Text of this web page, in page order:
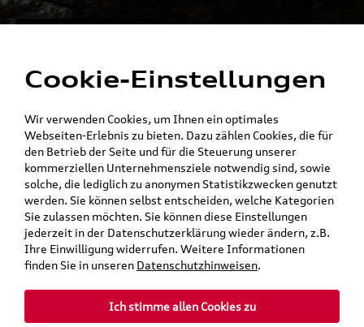
Cookie-Einstellungen
Wir verwenden Cookies, um Ihnen ein optimales
Webseiten-Erlebnis zu bieten. Dazu zählen Cookies, die für
den Betrieb der Seite und für die Steuerung unserer
kommerziellen Unternehmensziele notwendig sind, sowie
solche, die lediglich zu anonymen Statistikzwecken genutzt
werden. Sie können selbst entscheiden, welche Kategorien
Sie zulassen möchten. Sie können diese Einstellungen
jederzeit in der Datenschutzerklärung wieder ändern, z.B.
Ihre Einwilligung widerrufen. Weitere Informationen
finden Sie in unseren Datenschutzhinweisen.
Ich stimme allen Cookies zu